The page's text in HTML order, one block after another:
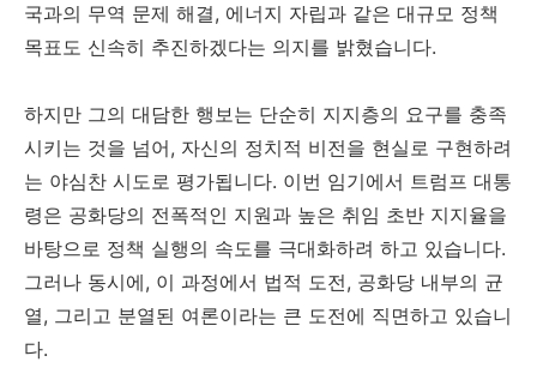
국과의 무역 문제 해결, 에너지 자립과 같은 대규모 정책
목표도 신속히 추진하겠다는 의지를 밝혔습니다.
하지만 그의 대담한 행보는 단순히 지지층의 요구를 충족
시키는 것을 넘어, 자신의 정치적 비전을 현실로 구현하려
는 야심찬 시도로 평가됩니다. 이번 임기에서 트럼프 대통
령은 공화당의 전폭적인 지원과 높은 취임 초반 지지율을
바탕으로 정책 실행의 속도를 극대화하려 하고 있습니다.
그러나 동시에, 이 과정에서 법적 도전, 공화당 내부의 균
열, 그리고 분열된 여론이라는 큰 도전에 직면하고 있습니
다.